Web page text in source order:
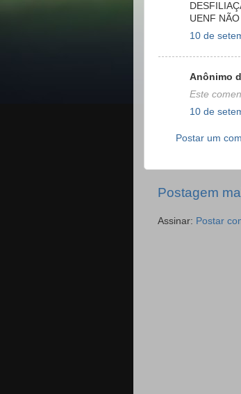
UENF
10 de
Anônimo
Este
10 de
Postar um
Postagem
Assinar: Postar